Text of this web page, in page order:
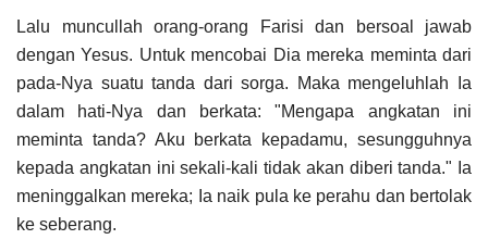
Lalu muncullah orang-orang Farisi dan bersoal jawab
dengan Yesus. Untuk mencobai Dia mereka meminta dari
pada-Nya suatu tanda dari sorga. Maka mengeluhlah Ia
dalam hati-Nya dan berkata: "Mengapa angkatan ini
meminta tanda? Aku berkata kepadamu, sesungguhnya
kepada angkatan ini sekali-kali tidak akan diberi tanda." Ia
meninggalkan mereka; Ia naik pula ke perahu dan bertolak
ke seberang.